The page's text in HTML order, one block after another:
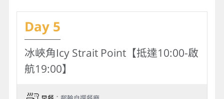
Day 5
冰峽角Icy Strait Point【抵達10:00-啟
航19:00】